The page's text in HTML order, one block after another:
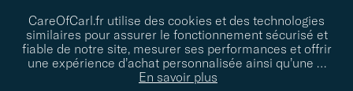
CareOfCarl.fr utilise des cookies et des technologies
similaires pour assurer le fonctionnement sécurisé et
fiable de notre site, mesurer ses performances et offrir
une expérience d’achat personnalisée ainsi qu’une …
En savoir plus
CONSEILS DE STYLE